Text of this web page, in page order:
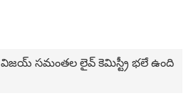
విజయ్ సమంతల లైవ్ కెమిస్ట్రీ భలే ఉంది